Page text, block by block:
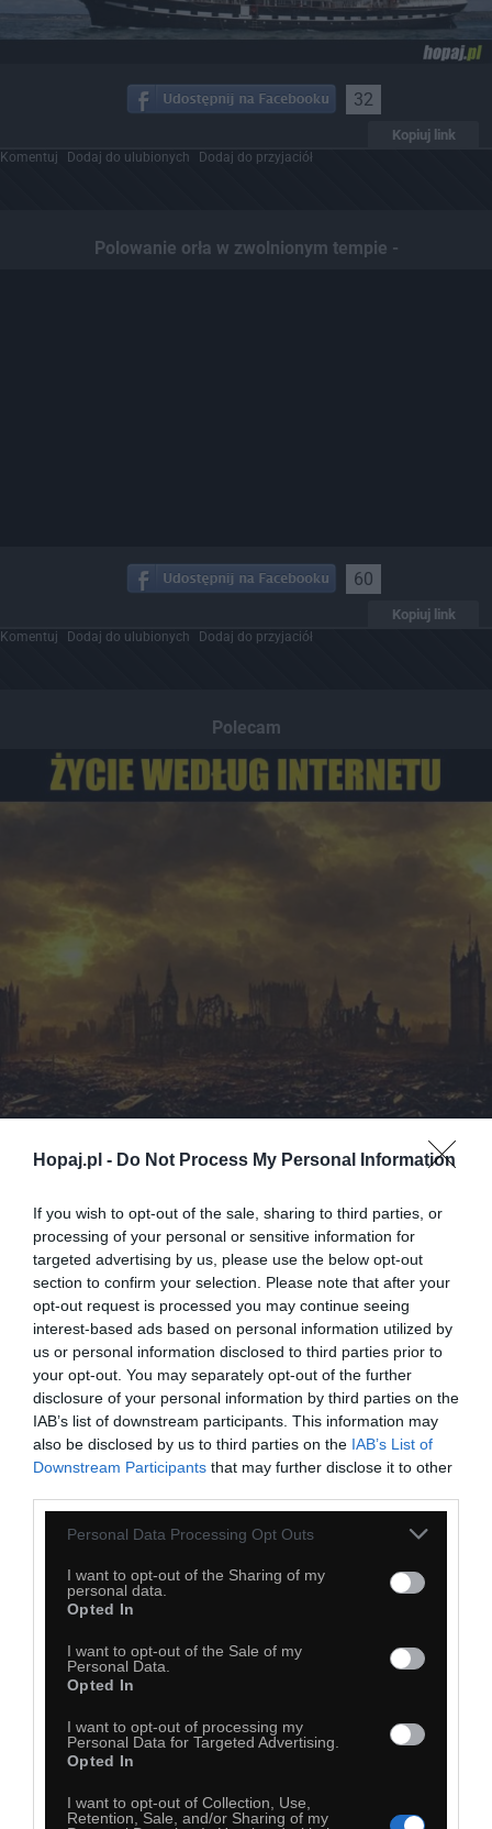
Hopaj.pl - Do Not Process My Personal Information
If you wish to opt-out of the sale, sharing to third parties, or
processing of your personal or sensitive information for
targeted advertising by us, please use the below opt-out
section to confirm your selection. Please note that after your
opt-out request is processed you may continue seeing
interest-based ads based on personal information utilized by
us or personal information disclosed to third parties prior to
your opt-out. You may separately opt-out of the further
disclosure of your personal information by third parties on the
IAB’s list of downstream participants. This information may
also be disclosed by us to third parties on the IAB’s List of
Downstream Participants that may further disclose it to other
Personal Data Processing Opt Outs
I want to opt-out of the Sharing of my
personal data.
Opted In
I want to opt-out of the Sale of my
Personal Data.
Opted In
I want to opt-out of processing my
Personal Data for Targeted Advertising.
Opted In
I want to opt-out of Collection, Use,
Retention, Sale, and/or Sharing of my
32
Kopiuj link
Komentuj Dodaj do ulubionych Dodaj do przyjaciół
Polowanie orła w zwolnionym tempie -
60
Kopiuj link
Komentuj Dodaj do ulubionych Dodaj do przyjaciół
Polecam
Kopiuj link
Dodaj do ulubionych Dodaj do przyjaciół